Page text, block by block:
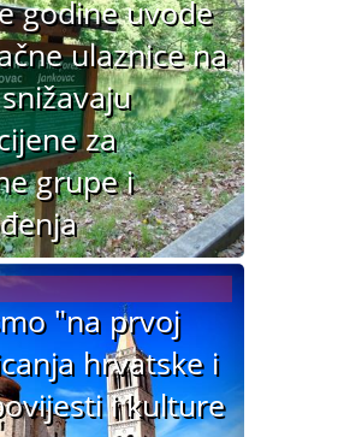
godine uvode
ulaznice na
za
grupe i
"na prvoj
hrvatske i
i kulture